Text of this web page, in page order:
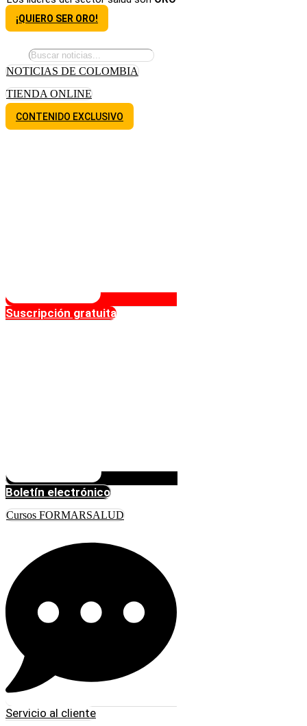
¡QUIERO SER ORO!
NOTICIAS DE COLOMBIA
TIENDA ONLINE
CONTENIDO EXCLUSIVO
Suscripción gratuita
Boletín electrónico
Cursos FORMARSALUD
Servicio al cliente